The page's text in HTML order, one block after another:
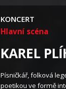
KONCERT
Hlavní scéna
KAREL
Písničkář, folková
poetikou ve formě